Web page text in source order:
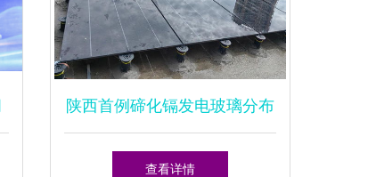
陕西首例碲化镉发电玻璃分布
式光伏项目落地 设计思路与
查看详情